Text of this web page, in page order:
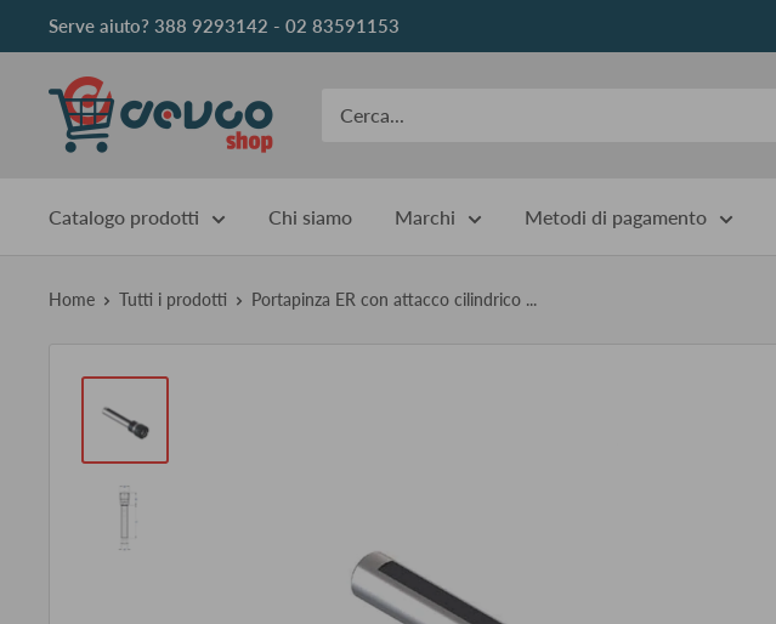
al
contenuto
Serve aiuto? 388 9293142 - 02 83591153
DEVCOshop
Catalogo prodotti Chi siamo Marchi Metodi di pagamento
Home Tutti i prodotti Portapinza ER con attacco cilindrico ...